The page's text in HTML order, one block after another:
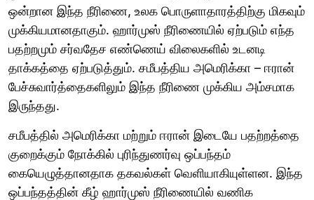
ஒன்றான இந்த நீரிணை, உலக பொருளாதாரத்திற்கு மிகவும்
முக்கியமானதாகும். ஹார்முஸ் நீரிணையில் ஏற்படும் எந்த
பதற்றமும் சர்வதேச எண்ணெய் விலைகளில் உடனடி
தாக்கத்தை ஏற்படுத்தும். சமீபத்திய அமெரிக்கா – ஈரான்
பேச்சுவார்த்தைகளிலும் இந்த நீரிணை முக்கிய அம்சமாக
இருந்தது.
சமீபத்தில் அமெரிக்கா மற்றும் ஈரான் இடையே பதற்றத்தை
குறைக்கும் நோக்கில் புரிந்துணர்வு ஒப்பந்தம்
கையெழுத்தானதாக தகவல்கள் வெளியாகியுள்ளன. இந்த
ஒப்பந்தத்தின் கீழ் ஹார்முஸ் நீரிணையில் வணிக